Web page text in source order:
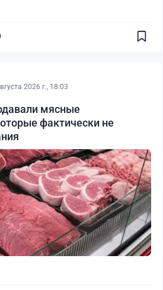
2026 г., 18:03
мясные
фактически не